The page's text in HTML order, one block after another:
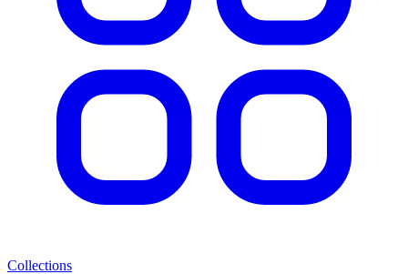
Collections